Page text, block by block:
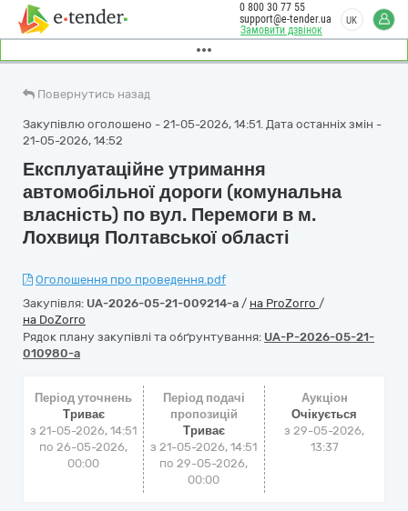
Замовити дзвінок
0 800 30 77 55
support@e-tender.ua
UK
Повернутись назад
Закупівлю оголошено - 21-05-2026, 14:51. Дата останніх змін -
21-05-2026, 14:52
Експлуатаційне утримання
автомобільної дороги (комунальна
власність) по вул. Перемоги в м.
Лохвиця Полтавської області
Оголошення про проведення.pdf
Закупівля: UA-2026-05-21-009214-a / на ProZorro /
на DoZorro
Рядок плану закупівлі та обґрунтування: UA-P-2026-05-21-
010980-a
Період уточнень
Триває
з 21-05-2026, 14:51
по 26-05-2026,
00:00
Період подачі
пропозицій
Триває
з 21-05-2026, 14:51
по 29-05-2026,
00:00
Аукціон
Очікується
з29-05-2026,
13:37